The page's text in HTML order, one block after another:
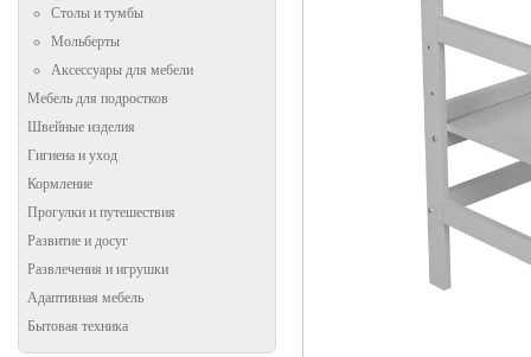
Столы и тумбы
Мольберты
Аксессуары для мебели
Мебель для подростков
Швейные изделия
Гигиена и уход
Кормление
Прогулки и путешествия
Развитие и досуг
Развлечения и игрушки
Адаптивная мебель
Бытовая техника